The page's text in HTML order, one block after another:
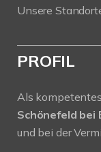
Unsere
PROFIL
Als kompetentes
Schönefeld bei
und bei der